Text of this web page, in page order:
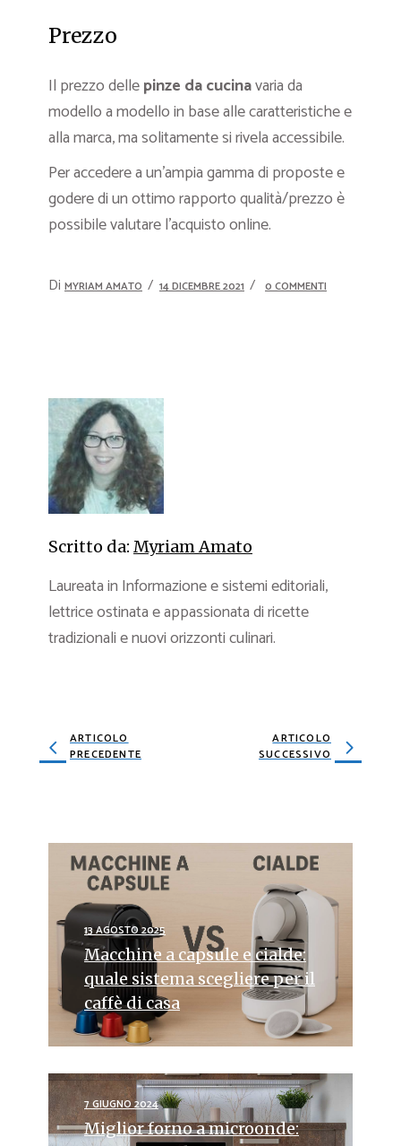
Prezzo
Il prezzo dellepinze da cucinavaria da
modello a modello in base alle caratteristiche e
alla marca, ma solitamente si rivela accessibile.
Per accedere a un’ampia gamma di proposte e
godere di un ottimo rapporto qualità/prezzo è
possibile valutare l’acquisto online.
Di MYRIAM AMATO 14 DICEMBRE 2021 0 COMMENTI
Scritto da: Myriam Amato
Laureata in Informazione e sistemi editoriali,
lettrice ostinata e appassionata di ricette
tradizionali e nuovi orizzonti culinari.
ARTICOLO
PRECEDENTE
ARTICOLO
SUCCESSIVO
13 AGOSTO 2025
Macchine a capsule e cialde:
quale sistema scegliere per il
caffè di casa
7 GIUGNO 2024
Miglior forno a microonde: